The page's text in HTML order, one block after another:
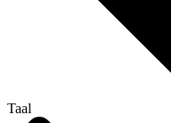
Taal